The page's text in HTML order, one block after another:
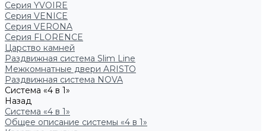
Серия YVOIRE
Серия VENICE
Серия VERONA
Серия FLORENCE
Царство камней
Раздвижная система Slim Line
Межкомнатные двери ARISTO
Раздвижная система NOVA
Система «4 в 1»
Назад
Система «4 в 1»
Общее описание системы «4 в 1»